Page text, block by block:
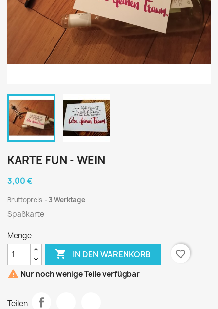
KARTE FUN - WEIN
3,00 €
Bruttopreis 3 Werktage
Spaßkarte
Menge
 IN DEN WARENKORB
favorite_border
 Nur noch wenige Teile verfügbar
Teilen